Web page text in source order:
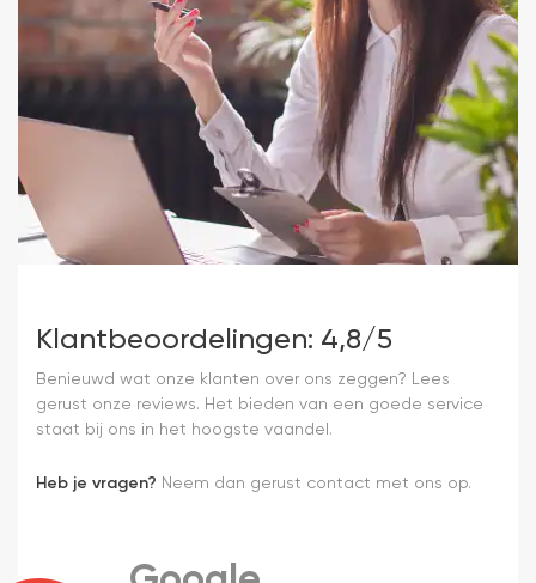
Klantbeoordelingen: 4,8/5
Benieuwd wat onze klanten over ons zeggen? Lees
gerust onze reviews. Het bieden van een goede service
staat bij ons in het hoogste vaandel.
Heb je vragen? Neem dan gerust contact met ons op.